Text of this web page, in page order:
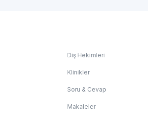
Diş Hekimleri
Klinikler
Soru & Cevap
Makaleler